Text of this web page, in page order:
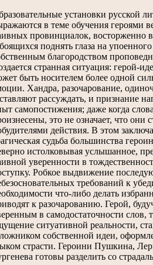
установки русской
в теме обучения героями
провинциалок, восторженно
поднять глаза на упоенного
благородством
странная ситуация: герой-
быть носителем более одной
Хандра, разочарование,
рассуждать, и признание
самопостижения; даже когда
это не означает, что они
действия. В этом
судьба большинства
истолковывая услышанное,
уверенности в
Робкое выдвижение
требований к
что-либо делать
к разочарованию. Герой,
в самодостаточности слов,
ситуативной реальности,
собственной идеи,
страсти. Героини Пушкина,
готовы разделить со